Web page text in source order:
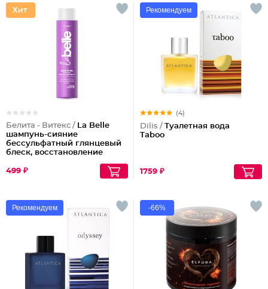
Белита - Витекс / La Belle
шампунь-сияние
бессульфатный глянцевый
блеск, восстановление
499 ₽
Рекомендуем
(4)
Dilis / Туалетная вода
Taboo
1759 ₽
Рекомендуем -66%